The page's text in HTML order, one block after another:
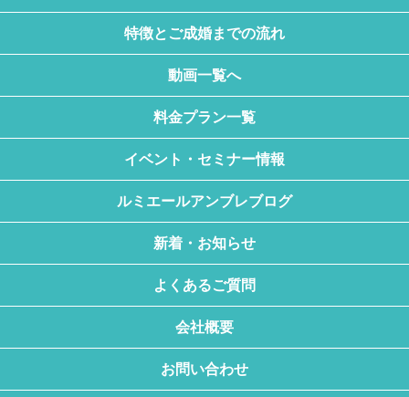
特徴とご成婚までの流れ
動画一覧へ
料金プラン一覧
イベント・セミナー情報
ルミエールアンブレブログ
新着・お知らせ
よくあるご質問
会社概要
お問い合わせ